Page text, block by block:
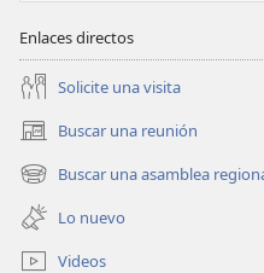
Enlaces directos
Solicite una visita
Buscar una reunión
(abre
una
nueva
ventana)
Buscar una asamblea
(abre
una
nueva
ventana)
Lo nuevo
Videos